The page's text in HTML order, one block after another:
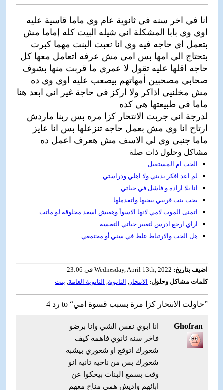
انا في اخر سنه في ثانوية عام وي ماما قاسية عليه
اوي وي بابا المشكلة اني شيله البيت كله إماما مش
بتعمل اي حاجه فيه وي انا تعبت البنت مهما كبرت
بتحتاج الي امها بس امي مش عرفه اتعامل معها كل
حاجه اقلها عليه تقول لا عمري ما قربت منها بشوف
صحابي مصحبين أمهاتهم بيصعب عليه اوي وي ده
مش مخلنيي اذاكر ولا اركز في حاجة غير اني ابعد هنا
ماما في طبيعتها هي كده
لدرجة اني جربت الانتحار كزا مره بس ربنا ماردش
ارتاح انا وي مش بعمل حاجه تنزعلها بس انا عايز
ماما جنبي وي لي الاسف مش هعرف اعمل ده
مشاكل وحلول ذات صلة
الحب ام المستقبل
لم اعد افكر بديني ولا اهلي ودراستي
انا بلا ارادة و فاشل في حياتي
بحب بنت قريبي بيحبها واتقدملها
اتمنى الموت لامي لانها الاسوأ وهعيش اسعد مخلوقه لو ماتت
ازاي ارجع ادرس لتغيير حياتي التعيسة
هل الحب والارتباط غلط في سني أو مجتمعي
اضيف بتاريخ:
كلمات مشاكل وحلول: الانتحار , الثانوية, الثانوية العامة, بنت
4 رد to “حاولت الانتحار كزا مرة بسبب قسوة امي”
Ghofran
انا ابوي نفس الشي وانا برضو
فاخر سنه ثانوي فاهمه كيف
شعورك اتوقع او شعوري بيشبه
شعورك بس من ناحيه تانيه انو
وقت بسمع البنات بيحكوا عن
ابائهم واديش همي مناح معهم